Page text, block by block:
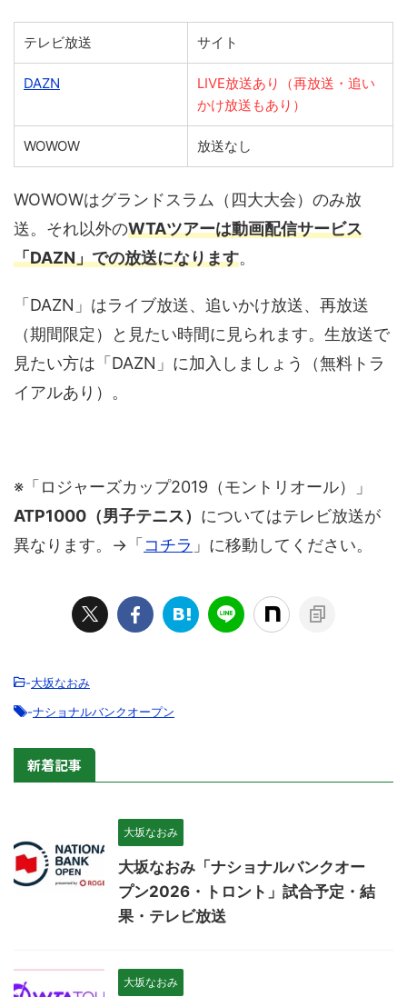
テレビ放送 サイト
DAZN
LIVE放送あり（再放送・追い
かけ放送もあり）
WOWOW 放送なし
WOWOWはグランドスラム（四大大会）のみ放
送。それ以外のWTAツアーは動画配信サービス
「DAZN」での放送になります。
「DAZN」はライブ放送、追いかけ放送、再放送
（期間限定）と見たい時間に見られます。生放送で
見たい方は「DAZN」に加入しましょう（無料トラ
イアルあり）。
※「ロジャーズカップ2019（モントリオール）」
ATP1000（男子テニス） についてはテレビ放送が
異なります。→「 コチラ 」に移動してください。
-大坂なおみ
-ナショナルバンクオープン
新着記事
大坂なおみ
大坂なおみ「ナショナルバンクオー
プン2026・トロント」試合予定・結
果・テレビ放送
大坂なおみ